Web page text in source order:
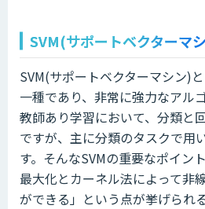
SVM(サポートベクターマ
SVM(サポートベクターマシン)と
一種であり、非常に強力なアル
教師あり学習において、分類と
ですが、主に分類のタスクで用
す。そんなSVMの重要なポイン
最大化とカーネル法によって非
ができる」という点が挙げられ